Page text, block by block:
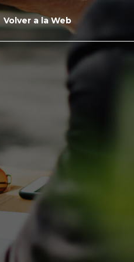
Volver a la Web